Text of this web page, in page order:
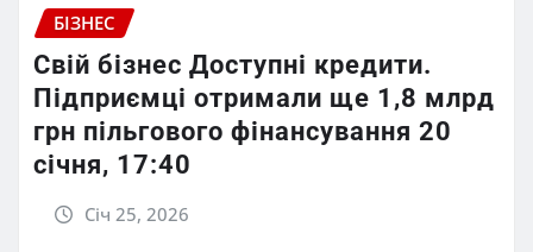
БІЗНЕС
Свій бізнес Доступні кредити.
Підприємці отримали ще 1,8 млрд
грн пільгового фінансування 20
січня, 17:40
Січ 25, 2026